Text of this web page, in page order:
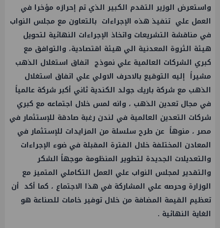
واستعرض الوزير التقدم الكبير الذي تم إحرازه مؤخرا في
العمل علي تنفيذ هذه الإجراءات بالتعاون مع مجلس النواب
في مناقشة التشريعات واتخاذ الإجراءات النهائية لتحويل
هيئة الثروة المعدنية الي هيئة اقتصادية، والتوافق مع
كبري الشركات العالمية علي نموذج اتفاق استغلال الذهب
مشيراً إليه التوقيع بالاحرف الاولي علي اتفاق استغلال
الذهب مع شركة باريك جولد الكندية ثاني أكبر شركة عالمياً
في مجال تعدين الذهب ، وانه لمس خلال اجتماعه مع كبري
شركات التعدين العالمية في لندن رغبة صادقة للإستثمار في
مصر ، منوهاً عن طرح سلسلة من المزايدات للإستثمار في
المعادن المختلفة خلال الفترة المقبلة في ضوء الإجراءات
والتعديلات الجديدة لتطوير المنظومة موجهاً الشكر
والتقدير لمجلس النواب علي العمل التكاملي المتميز مع
الوزارة وحرصه علي المشاركة في هذا الاجتماع ، كما أكد أن
تعظيم القيمة المضافة من خلال توفير خامات للصناعة هو
الغاية النهائية .